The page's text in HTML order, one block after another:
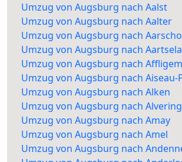
Umzug von Augsburg nach Aalst
Umzug von Augsburg nach Aalter
Umzug von Augsburg nach
Umzug von Augsburg nach
Umzug von Augsburg nach Affligem
Umzug von Augsburg nach Aiseau-
Umzug von Augsburg nach Alken
Umzug von Augsburg nach
Umzug von Augsburg nach Amay
Umzug von Augsburg nach Amel
Umzug von Augsburg nach